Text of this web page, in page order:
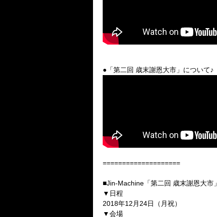
●「第二回 歳末謝恩大市」について♪
====================
■Jin-Machine「第二回 歳末謝恩大市
▼日程
2018年12月24日（月祝）
▼会場